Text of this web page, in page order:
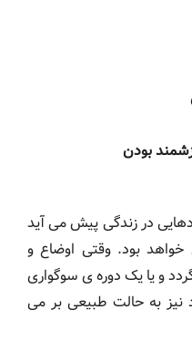
بودن
در زندگی پیش می آید
بود. وقتی اوضاع و
و یا یک دوره ی سوگواری
به حالت طبیعی بر می